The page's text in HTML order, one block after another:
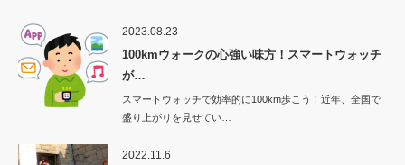
2023.08.23
100kmウォークの心強い味方！スマートウォッチ
が…
スマートウォッチで効率的に100km歩こう！近年、全国で
盛り上がりを見せてい…
2022.11.6